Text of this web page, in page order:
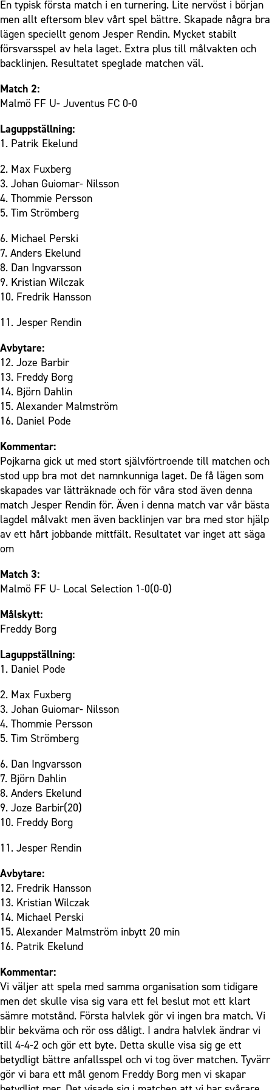
En typisk första match i en turnering. Lite nervöst i början
men allt eftersom blev vårt spel bättre. Skapade några bra
lägen speciellt genom Jesper Rendin. Mycket stabilt
försvarsspel av hela laget. Extra plus till målvakten och
backlinjen. Resultatet speglade matchen väl.
Match 2:
Malmö FF U- Juventus FC 0-0
Laguppställning:
1. Patrik Ekelund
2. Max Fuxberg
3. Johan Guiomar- Nilsson
4. Thommie Persson
5. Tim Strömberg
6. Michael Perski
7. Anders Ekelund
8. Dan Ingvarsson
9. Kristian Wilczak
10. Fredrik Hansson
11. Jesper Rendin
Avbytare:
12. Joze Barbir
13. Freddy Borg
14. Björn Dahlin
15. Alexander Malmström
16. Daniel Pode
Kommentar:
Pojkarna gick ut med stort självförtroende till matchen och
stod upp bra mot det namnkunniga laget. De få lägen som
skapades var lätträknade och för våra stod även denna
match Jesper Rendin för. Även i denna match var vår bästa
lagdel målvakt men även backlinjen var bra med stor hjälp
av ett hårt jobbande mittfält. Resultatet var inget att säga
om
Match 3:
Malmö FF U- Local Selection 1-0(0-0)
Målskytt:
Freddy Borg
Laguppställning:
1. Daniel Pode
2. Max Fuxberg
3. Johan Guiomar- Nilsson
4. Thommie Persson
5. Tim Strömberg
6. Dan Ingvarsson
7. Björn Dahlin
8. Anders Ekelund
9. Joze Barbir(20)
10. Freddy Borg
11. Jesper Rendin
Avbytare:
12. Fredrik Hansson
13. Kristian Wilczak
14. Michael Perski
15. Alexander Malmström inbytt 20 min
16. Patrik Ekelund
Kommentar:
Vi väljer att spela med samma organisation som tidigare
men det skulle visa sig vara ett fel beslut mot ett klart
sämre motstånd. Första halvlek gör vi ingen bra match. Vi
blir bekväma och rör oss dåligt. I andra halvlek ändrar vi
till 4-4-2 och gör ett byte. Detta skulle visa sig ge ett
betydligt bättre anfallsspel och vi tog över matchen. Tyvärr
gör vi bara ett mål genom Freddy Borg men vi skapar